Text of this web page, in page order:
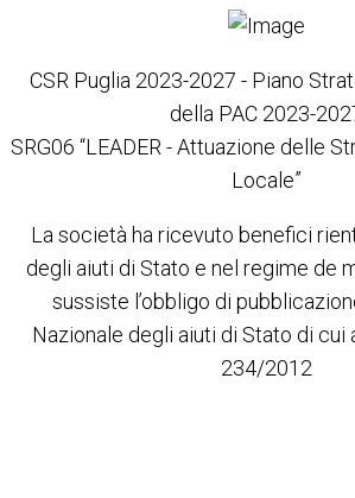
CSR Puglia 2023-2027 - Piano
della PAC 2023-
SRG06 “LEADER - Attuazione delle
Locale”
La società ha ricevuto benefici
degli aiuti di Stato e nel regime de
sussiste l’obbligo di
Nazionale degli aiuti di Stato di cui
234/2012